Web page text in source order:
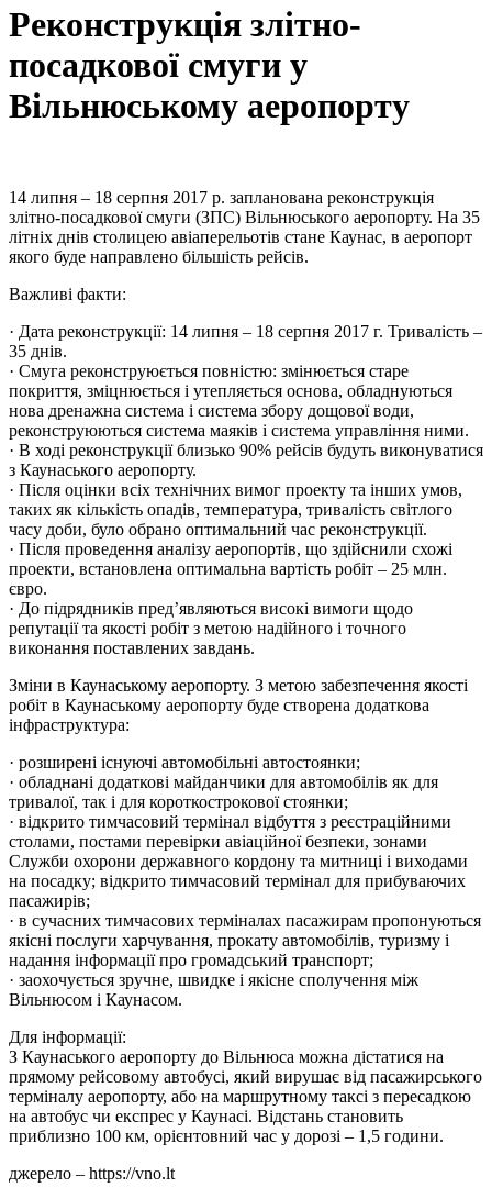
Реконструкція злітно-
посадкової смуги у
Вільнюському аеропорту
14 липня – 18 серпня 2017 р. запланована реконструкція
злітно-посадкової смуги (ЗПС) Вільнюського аеропорту. На 35
літніх днів столицею авіаперельотів стане Каунас, в аеропорт
якого буде направлено більшість рейсів.
Важливі факти:
· Дата реконструкції: 14 липня – 18 серпня 2017 г. Тривалість –
35 днів.
· Смуга реконструюється повністю: змінюється старе
покриття, зміцнюється і утепляється основа, обладнуються
нова дренажна система і система збору дощової води,
реконструюються система маяків і система управління ними.
· В ході реконструкції близько 90% рейсів будуть виконуватися
з Каунаського аеропорту.
· Після оцінки всіх технічних вимог проекту та інших умов,
таких як кількість опадів, температура, тривалість світлого
часу доби, було обрано оптимальний час реконструкції.
· Після проведення аналізу аеропортів, що здійснили схожі
проекти, встановлена ​​оптимальна вартість робіт – 25 млн.
євро.
· До підрядників пред’являються високі вимоги щодо
репутації та якості робіт з метою надійного і точного
виконання поставлених завдань.
Зміни в Каунаському аеропорту. З метою забезпечення якості
робіт в Каунаському аеропорту буде створена додаткова
інфраструктура:
· розширені існуючі автомобільні автостоянки;
· обладнані додаткові майданчики для автомобілів як для
тривалої, так і для короткострокової стоянки;
· відкрито тимчасовий термінал відбуття з реєстраційними
столами, постами перевірки авіаційної безпеки, зонами
Служби охорони державного кордону та митниці і виходами
на посадку; відкрито тимчасовий термінал для прибуваючих
пасажирів;
· в сучасних тимчасових терміналах пасажирам пропонуються
якісні послуги харчування, прокату автомобілів, туризму і
надання інформації про громадський транспорт;
· заохочується зручне, швидке і якісне сполучення між
Вільнюсом і Каунасом.
Для інформації:
З Каунаського аеропорту до Вільнюса можна дістатися на
прямому рейсовому автобусі, який вирушає від пасажирського
терміналу аеропорту, або на маршрутному таксі з пересадкою
на автобус чи експрес у Каунасі. Відстань становить
приблизно 100 км, орієнтовний час у дорозі – 1,5 години.
джерело – https://vno.lt